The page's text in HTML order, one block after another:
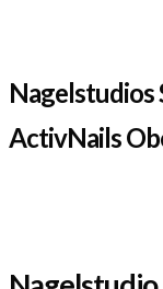
Nagelstudios
ActivNails